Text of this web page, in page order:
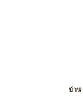
บ้าน